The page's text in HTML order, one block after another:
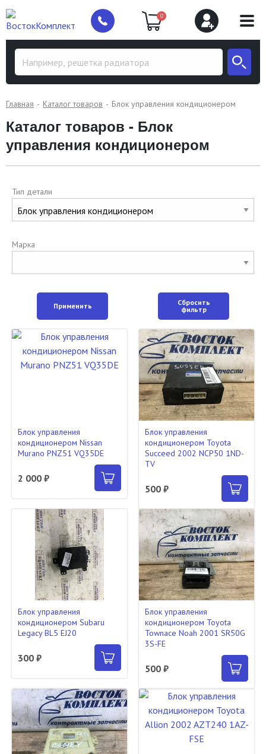
0
Главная Каталог товаров Блок управления кондиционером
Каталог товаров - Блок
управления кондиционером
Тип детали
Марка
Применить
Сбросить
фильтр
Блок управления
кондиционером Nissan
Murano PNZ51 VQ35DE
2 000 ₽
Блок управления
кондиционером Toyota
Succeed 2002 NCP50 1ND-
TV
500 ₽
Блок управления
кондиционером Subaru
Legacy BL5 EJ20
300 ₽
Блок управления
кондиционером Toyota
Townace Noah 2001 SR50G
3S-FE
500 ₽